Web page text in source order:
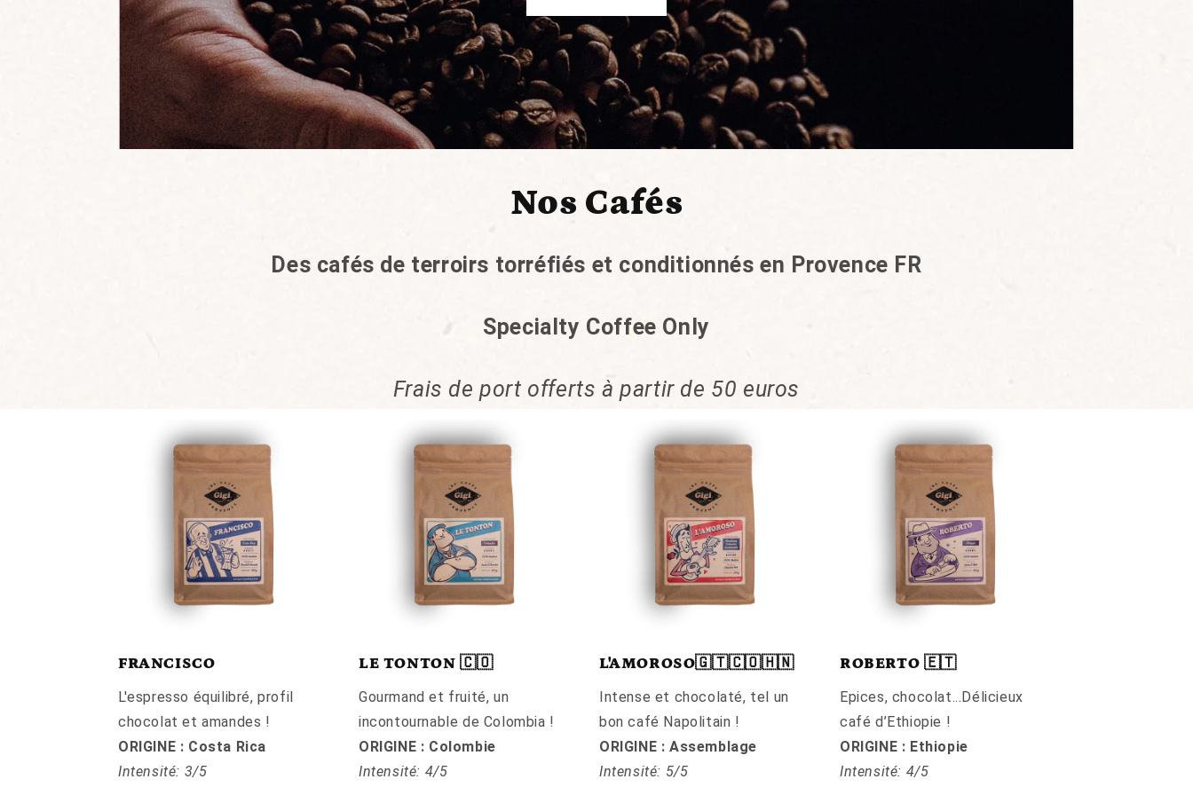
Nos Cafés
Des cafés de terroirs torréfiés et conditionnés en Provence FR
Specialty Coffee Only
Frais de port offerts à partir de 50 euros
FRANCISCO
L'espresso équilibré, profil
chocolat et amandes !
ORIGINE : Costa Rica
Intensité: 3/5
LE TONTON 🇨🇴
Gourmand et fruité, un
incontournable de Colombia !
ORIGINE : Colombie
Intensité: 4/5
L'AMOROSO🇬🇹🇨🇴🇭🇳
Intense et chocolaté, tel un
bon café Napolitain !
ORIGINE : Assemblage
Intensité: 5/5
ROBERTO 🇪🇹
Epices, chocolat...Délicieux
café d’Ethiopie !
ORIGINE : Ethiopie
Intensité: 4/5